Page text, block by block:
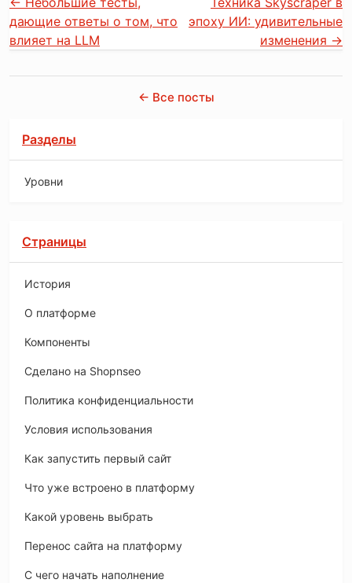
дающие ответы о том, что
влияет на LLM
эпоху ИИ: удивительные
изменения →
← Все посты
Разделы
Уровни
Страницы
История
O платформе
Компоненты
Сделано на Shopnseo
Политика конфиденциальности
Условия использования
Как запустить первый сайт
Что уже встроено в платформу
Какой уровень выбрать
Перенос сайта на платформу
С чего начать наполнение